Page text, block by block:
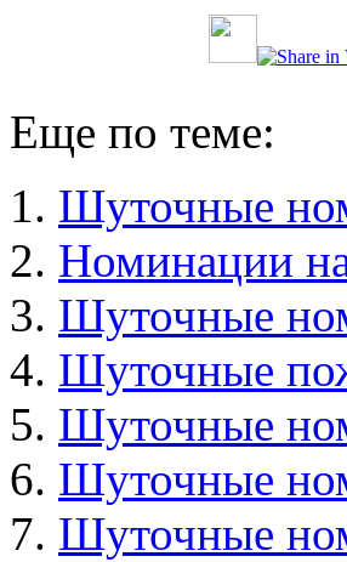
Еще по теме:
Шуточные
Номинации
Шуточные
Шуточные
Шуточные
Шуточные
Шуточные